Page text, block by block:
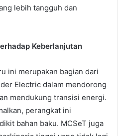
lebih tangguh dan
Keberlanjutan
ini merupakan bagian dari
Electric dalam mendorong
mendukung transisi energi.
perangkat ini
bahan baku. MCSeT juga